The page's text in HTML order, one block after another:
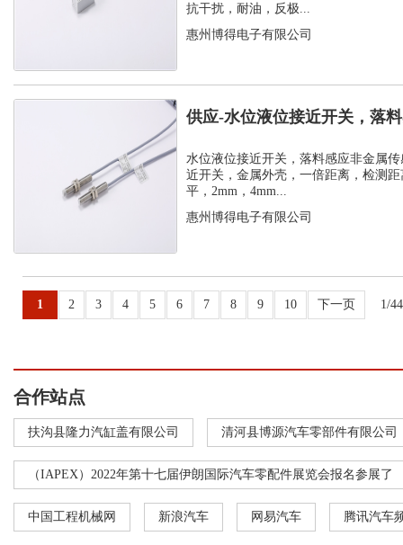
抗干扰，耐油，反极...
惠州博得电子有限公司
供应-水位液位接近开关，落
感器
水位液位接近开关，落料感应非金属
近开关，金属外壳，一倍距离，检测距
平，2mm，4mm...
惠州博得电子有限公司
1 2 3 4 5 6 7 8 9 10 下一页 1/
合作站点
扶沟县隆力汽缸盖有限公司 清河县博源汽车零部件有限公司
（IAPEX）2022年第十七届伊朗国际汽车零配件展览会报名参展了
中国工程机械网 新浪汽车 网易汽车 腾讯汽车